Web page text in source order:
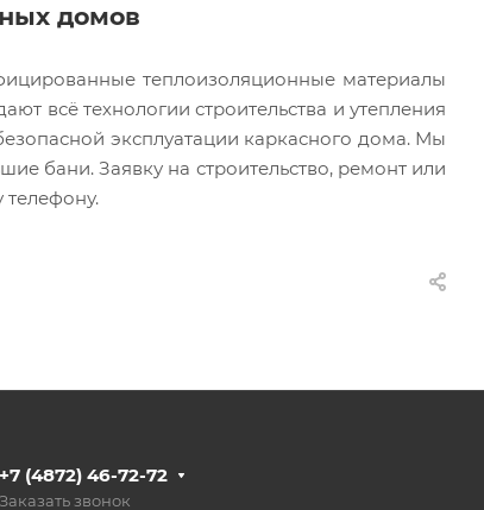
домов
теплоизоляционные материалы
всё технологии строительства и утепления
эксплуатации каркасного дома. Мы
бани. Заявку на строительство, ремонт или
телефону.
+7 (4872) 46-72-72
Заказать звонок